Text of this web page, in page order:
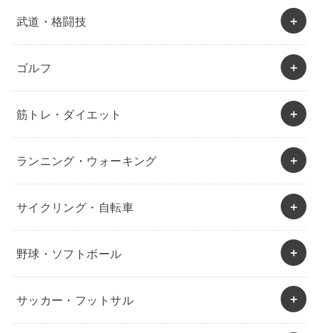
武道・格闘技
ゴルフ
筋トレ・ダイエット
ランニング・ウォーキング
サイクリング・自転車
野球・ソフトボール
サッカー・フットサル